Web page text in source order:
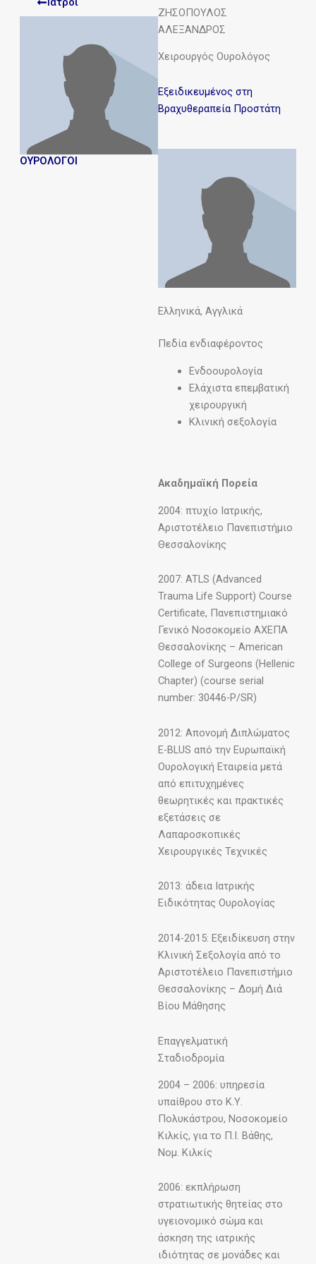
ΟΥΡΟΛΟΓΟΙ
ΖΗΣΟΠΟΥΛΟΣ
ΑΛΕΞΑΝΔΡΟΣ
Χειρουργός Ουρολόγος
Εξειδικευμένος στη
Βραχυθεραπεία Προστάτη
Ελληνικά, Αγγλικά
Πεδία ενδιαφέροντος
Ενδοουρολογία
Ελάχιστα επεμβατική
χειρουργική
Κλινική σεξολογία
Ακαδημαϊκή Πορεία
2004: πτυχίο Ιατρικής,
Αριστοτέλειο Πανεπιστήμιο
Θεσσαλονίκης
2007: ATLS (Advanced
Trauma Life Support) Course
Certificate, Πανεπιστημιακό
Γενικό Νοσοκομείο ΑΧΕΠΑ
Θεσσαλονίκης – American
College of Surgeons (Hellenic
Chapter) (course serial
number: 30446-P/SR)
2012: Απονομή Διπλώματος
E-BLUS από την Ευρωπαϊκή
Ουρολογική Εταιρεία μετά
από επιτυχημένες
θεωρητικές και πρακτικές
εξετάσεις σε
Λαπαροσκοπικές
Χειρουργικές Τεχνικές
2013: άδεια Ιατρικής
Ειδικότητας Ουρολογίας
2014-2015: Εξειδίκευση στην
Κλινική Σεξολογία από το
Αριστοτέλειο Πανεπιστήμιο
Θεσσαλονίκης – Δομή Διά
Βίου Μάθησης
Επαγγελματική
Σταδιοδρομία
2004 – 2006: υπηρεσία
υπαίθρου στο Κ.Υ.
Πολυκάστρου, Νοσοκομείο
Κιλκίς, για το Π.Ι. Βάθης,
Νομ. Κιλκίς
2006: εκπλήρωση
στρατιωτικής θητείας στο
υγειονομικό σώμα και
άσκηση της ιατρικής
ιδιότητας σε μονάδες και